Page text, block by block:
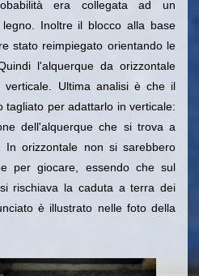
era collegata ad un
Inoltre il blocco alla base
stato reimpiegato orientando le
l'alquerque da orizzontale
Ultima analisi è che il
tagliato per adattarlo in verticale:
dell'alquerque che si trova a
orizzontale non si sarebbero
per giocare, essendo che sul
rischiava la caduta a terra dei
è illustrato nelle foto della